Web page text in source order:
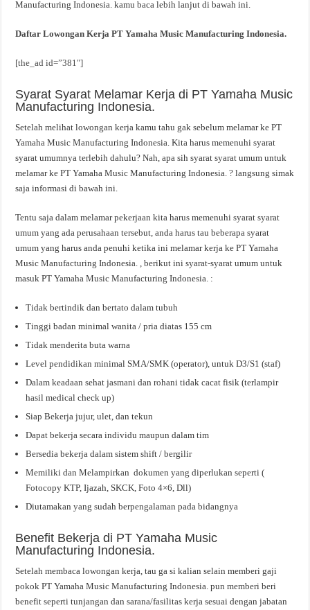
Manufacturing Indonesia. kamu baca lebih lanjut di bawah ini.
Daftar Lowongan Kerja PT Yamaha Music Manufacturing Indonesia.
[the_ad id=”381″]
Syarat Syarat Melamar Kerja di PT Yamaha Music
Manufacturing Indonesia.
Setelah melihat lowongan kerja kamu tahu gak sebelum melamar ke PT
Yamaha Music Manufacturing Indonesia. Kita harus memenuhi syarat
syarat umumnya terlebih dahulu? Nah, apa sih syarat syarat umum untuk
melamar ke PT Yamaha Music Manufacturing Indonesia. ? langsung simak
saja informasi di bawah ini.
Tentu saja dalam melamar pekerjaan kita harus memenuhi syarat syarat
umum yang ada perusahaan tersebut, anda harus tau beberapa syarat
umum yang harus anda penuhi ketika ini melamar kerja ke PT Yamaha
Music Manufacturing Indonesia. , berikut ini syarat-syarat umum untuk
masuk PT Yamaha Music Manufacturing Indonesia. :
Tidak bertindik dan bertato dalam tubuh
Tinggi badan minimal wanita / pria diatas 155 cm
Tidak menderita buta warna
Level pendidikan minimal SMA/SMK (operator), untuk D3/S1 (staf)
Dalam keadaan sehat jasmani dan rohani tidak cacat fisik (terlampir
hasil medical check up)
Siap Bekerja jujur, ulet, dan tekun
Dapat bekerja secara individu maupun dalam tim
Bersedia bekerja dalam sistem shift / bergilir
Memiliki dan Melampirkan dokumen yang diperlukan seperti (
Fotocopy KTP, Ijazah, SKCK, Foto 4×6, Dll)
Diutamakan yang sudah berpengalaman pada bidangnya
Benefit Bekerja di PT Yamaha Music
Manufacturing Indonesia.
Setelah membaca lowongan kerja, tau ga si kalian selain memberi gaji
pokok PT Yamaha Music Manufacturing Indonesia. pun memberi beri
benefit seperti tunjangan dan sarana/fasilitas kerja sesuai dengan jabatan